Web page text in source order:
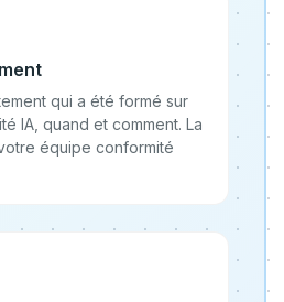
qui a été formé sur
IA, quand et comment. La
équipe conformité